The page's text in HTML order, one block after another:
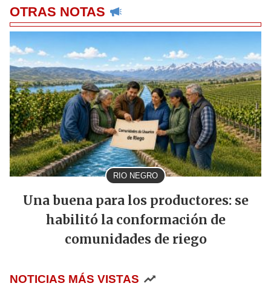
OTRAS NOTAS
RIO NEGRO
Una buena para los productores: se
habilitó la conformación de
comunidades de riego
NOTICIAS MÁS VISTAS